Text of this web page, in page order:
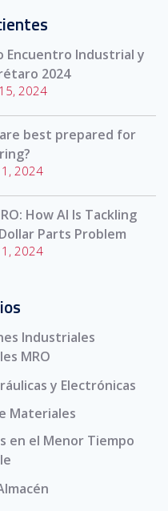
Encuentro Industrial y
2024
2024
best prepared for
2024
How AI Is Tackling
Parts Problem
2024
Industriales
MRO
y Electrónicas
Materiales
en el Menor Tiempo